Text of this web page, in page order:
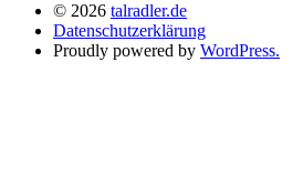
© 2026 talradler.de
Datenschutzerklärung
Proudly powered by WordPress.